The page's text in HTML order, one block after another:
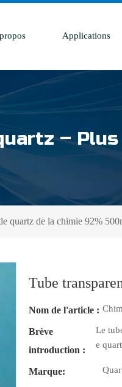
Applications
–
quartz de la chimie 92%
Tube
Nom de l'article :
Brève
introduction :
Le
e
Marque: